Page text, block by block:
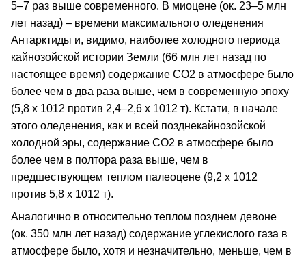
5–7 раз выше современного. В миоцене (ок. 23–5 млн
лет назад) – времени максимального оледенения
Антарктиды и, видимо, наиболее холодного периода
кайнозойской истории Земли (66 млн лет назад по
настоящее время) содержание СО2 в атмосфере было
более чем в два раза выше, чем в современную эпоху
(5,8 х 1012 против 2,4–2,6 х 1012 т). Кстати, в начале
этого оледенения, как и всей позднекайнозойской
холодной эры, содержание СО2 в атмосфере было
более чем в полтора раза выше, чем в
предшествующем теплом палеоцене (9,2 х 1012
против 5,8 х 1012 т).
Аналогично в относительно теплом позднем девоне
(ок. 350 млн лет назад) содержание углекислого газа в
атмосфере было, хотя и незначительно, меньше, чем в